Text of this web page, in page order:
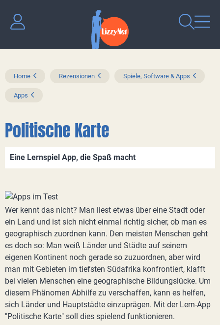
Home Rezensionen Spiele, Software & Apps
Apps
Politische Karte
Eine Lernspiel App, die Spaß macht
Wer kennt das nicht? Man liest etwas über eine Stadt oder
ein Land und ist sich nicht einmal richtig sicher, ob man es
geographisch zuordnen kann. Den meisten Menschen geht
es doch so: Man weiß Länder und Städte auf seinem
eigenen Kontinent noch gerade so zuzuordnen, aber wird
man mit Gebieten im tiefsten Südafrika konfrontiert, klafft
bei vielen Menschen eine geographische Bildungslücke. Um
diesem Phänomen Abhilfe zu verschaffen, kann es helfen,
sich Länder und Hauptstädte einzuprägen. Mit der Lern-App
"Politische Karte" soll dies spielend funktionieren.